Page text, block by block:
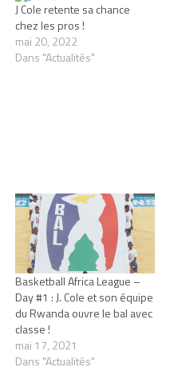
J Cole retente sa chance
chez les pros !
mai 20, 2022
Dans "Actualités"
Basketball Africa League –
Day #1 : J. Cole et son équipe
du Rwanda ouvre le bal avec
classe !
mai 17, 2021
Dans "Actualités"